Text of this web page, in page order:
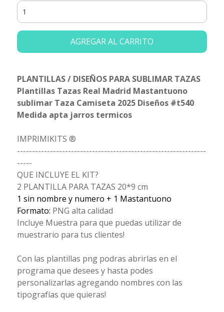
AGREGAR AL CARRITO
PLANTILLAS / DISEÑOS PARA SUBLIMAR TAZAS
Plantillas Tazas Real Madrid Mastantuono
sublimar Taza Camiseta 2025 Diseños #t540
Medida apta jarros termicos
IMPRIMIKITS ®
---------------------------------------------------------------
-----
QUE INCLUYE EL KIT?
2 PLANTILLA PARA TAZAS 20*9 cm
1 sin nombre y numero + 1 Mastantuono
Formato: PNG alta calidad
Incluye Muestra para que puedas utilizar de
muestrario para tus clientes!
Con las plantillas png podras abrirlas en el
programa que desees y hasta podes
personalizarlas agregando nombres con las
tipografías que quieras!